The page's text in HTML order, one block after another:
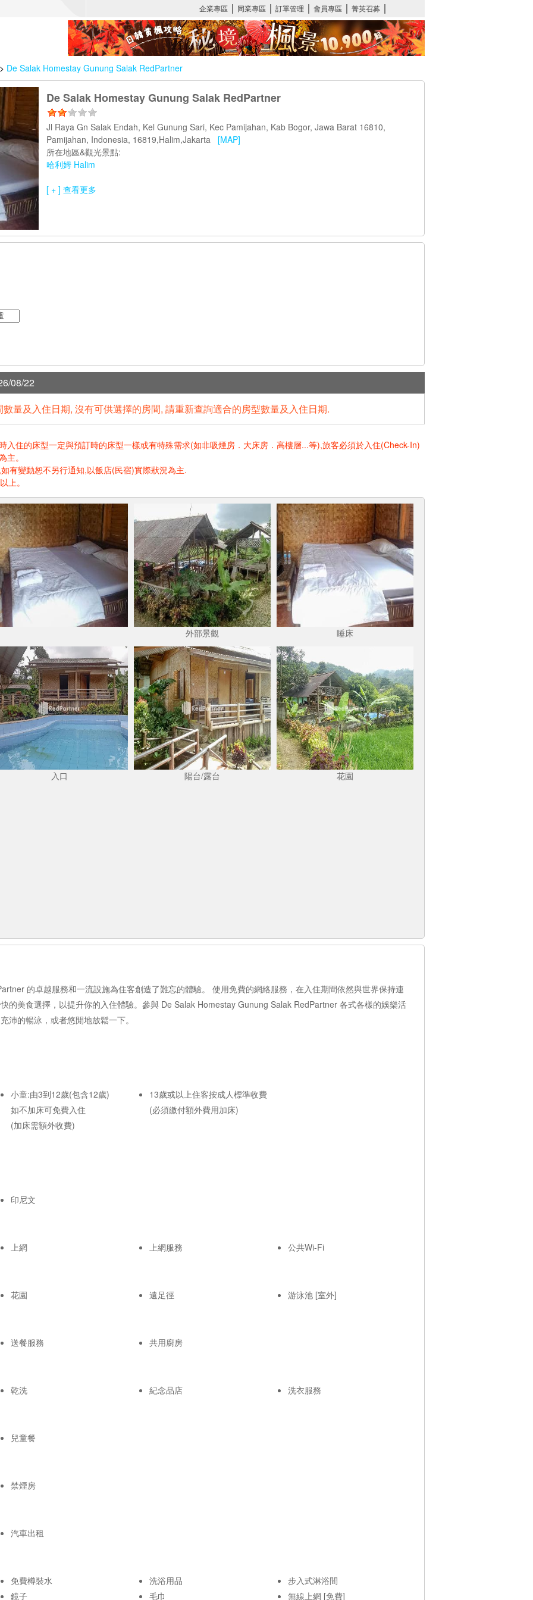
> De Salak Homestay Gunung Salak RedPartner
De Salak Homestay Gunung Salak RedPartner
Jl Raya Gn Salak Endah, Kel Gunung Sari, Kec Pamijahan, Kab Bogor, Jawa Barat 16810,
Pamijahan, Indonesia, 16819,Halim,Jakarta [MAP]
所在地區&觀光景點:
哈利姆 Halim
[ + ] 查看更多
08/22
量及入住日期, 沒有可供選擇的房間, 請重新查詢適合的房型數量及入住日期.
入住的床型一定與預訂時的床型一樣或有特殊需求(如非吸煙房．大床房．高樓層...等),旅客必須於入住(Check-In)
主。
有變動恕不另行通知,以飯店(民宿)實際狀況為主.
上。
外部景觀 睡床
入口 陽台/露台 花園
的卓越服務和一流設施為住客創造了難忘的體驗。 使用免費的網絡服務，在入住期間依然與世界保持連
的美食選擇，以提升你的入住體驗。參與 De Salak Homestay Gunung Salak RedPartner 各式各樣的娛樂活
沛的暢泳，或者悠閒地放鬆一下。
小童:由3到12歲(包含12歲)
如不加床可免費入住
(加床需額外收費)
13歲或以上住客按成人標準收費
(必須繳付額外費用加床)
印尼文
上網 上網服務 公共Wi-Fi
花園 遠足徑 游泳池 [室外]
送餐服務 共用廚房
乾洗 紀念品店 洗衣服務
兒童餐
禁煙房
汽車出租
免費樽裝水
鏡子
洗浴用品
毛巾
步入式淋浴間
無線上網 [免費]